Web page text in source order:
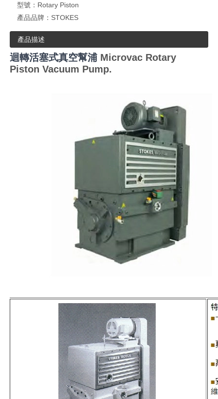
型號： Rotary Piston
產品品牌： STOKES
產品描述
迴轉活塞式真空幫浦 Microvac Rotary
Piston Vacuum Pump.